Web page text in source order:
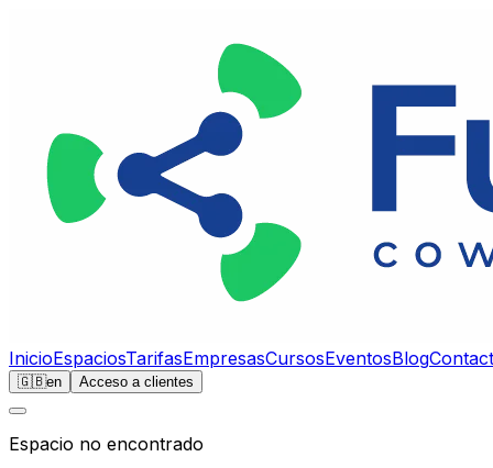
InicioEspaciosTarifasEmpresasCursosEventosBlog
🇬🇧en Acceso a clientes
Espacio no encontrado